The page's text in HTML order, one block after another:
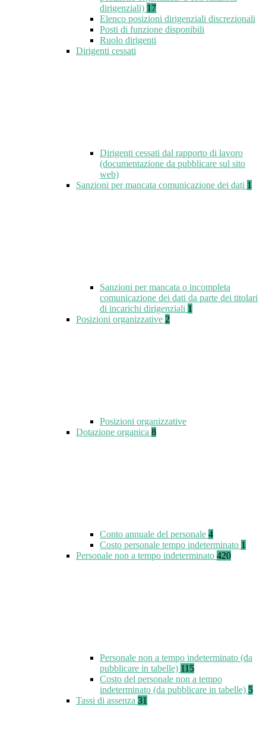
dirigenziali) 17
Elenco posizioni dirigenziali discrezionali
Posti di funzione disponibili
Ruolo dirigenti
Dirigenti cessati
Dirigenti cessati dal rapporto di lavoro
(documentazione da pubblicare sul sito
web)
Sanzioni per mancata comunicazione dei dati 1
Sanzioni per mancata o incompleta
comunicazione dei dati da parte dei titolari
di incarichi dirigenziali 1
Posizioni organizzative 2
Posizioni organizzative
Dotazione organica 8
Conto annuale del personale 4
Costo personale tempo indeterminato 1
Personale non a tempo indeterminato 420
Personale non a tempo indeterminato (da
pubblicare in tabelle) 115
Costo del personale non a tempo
indeterminato (da pubblicare in tabelle) 5
Tassi di assenza 31